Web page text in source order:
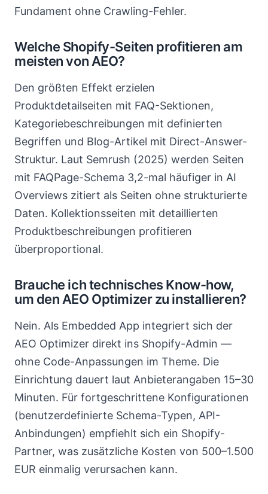
Fundament ohne Crawling-Fehler.
Welche Shopify-Seiten profitieren am
meisten von AEO?
Den größten Effekt erzielen
Produktdetailseiten mit FAQ-Sektionen,
Kategoriebeschreibungen mit definierten
Begriffen und Blog-Artikel mit Direct-Answer-
Struktur. Laut Semrush (2025) werden Seiten
mit FAQPage-Schema 3,2-mal häufiger in AI
Overviews zitiert als Seiten ohne strukturierte
Daten. Kollektionsseiten mit detaillierten
Produktbeschreibungen profitieren
überproportional.
Brauche ich technisches Know-how,
um den AEO Optimizer zu installieren?
Nein. Als Embedded App integriert sich der
AEO Optimizer direkt ins Shopify-Admin —
ohne Code-Anpassungen im Theme. Die
Einrichtung dauert laut Anbieterangaben 15–30
Minuten. Für fortgeschrittene Konfigurationen
(benutzerdefinierte Schema-Typen, API-
Anbindungen) empfiehlt sich ein Shopify-
Partner, was zusätzliche Kosten von 500–1.500
EUR einmalig verursachen kann.